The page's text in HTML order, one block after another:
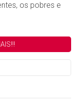
os pobres e